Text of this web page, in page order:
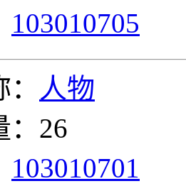
103010705
人物
：26
103010701